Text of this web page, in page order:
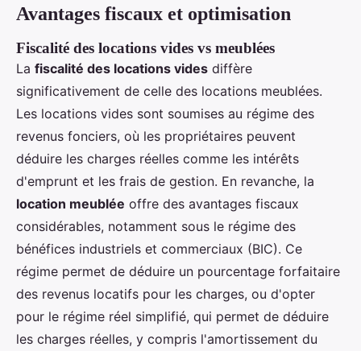
Avantages fiscaux et optimisation
Fiscalité des locations vides vs meublées
La fiscalité des locations vides diffère
significativement de celle des locations meublées.
Les locations vides sont soumises au régime des
revenus fonciers, où les propriétaires peuvent
déduire les charges réelles comme les intérêts
d'emprunt et les frais de gestion. En revanche, la
location meublée offre des avantages fiscaux
considérables, notamment sous le régime des
bénéfices industriels et commerciaux (BIC). Ce
régime permet de déduire un pourcentage forfaitaire
des revenus locatifs pour les charges, ou d'opter
pour le régime réel simplifié, qui permet de déduire
les charges réelles, y compris l'amortissement du